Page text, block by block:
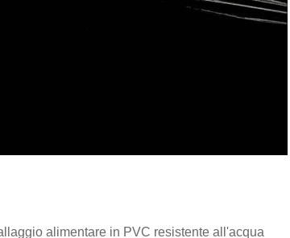
alimentare in PVC resistente all'acqua